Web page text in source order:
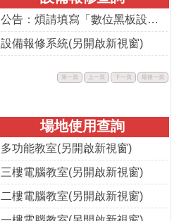
公告：煩請填寫「數位黑板設備使用回饋表」
設備報修系統(另開啟新視窗)
第一頁此
按
上一頁此
按
下一頁此
按
最後一頁此
按
場地使用查詢
多功能教室(另開啟新視窗)
三樓電腦教室(另開啟新視窗)
二樓電腦教室(另開啟新視窗)